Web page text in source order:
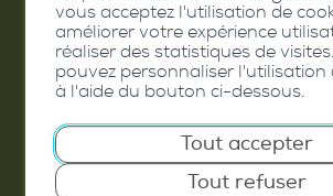
Route de Savoie 54
1975 St-Séverin
T. 027 345 45 45
info@conthey.ch
vous acceptez l'utilisation de
améliorer votre expérience
réaliser des statistiques de
pouvez personnaliser l'utilisation
à l'aide du bouton ci-dessous.
Tout accepter
Tout refuser